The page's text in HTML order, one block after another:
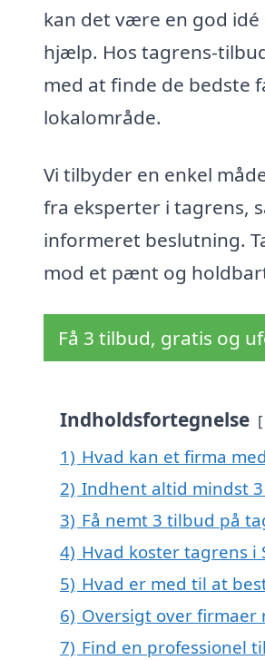
kan det være en god
hjælp. Hos tagrens-
med at finde de bedste
lokalområde.
Vi tilbyder en enkel
fra eksperter i tagrens,
informeret beslutning.
mod et pænt og
Få 3 tilbud, gratis og
Indholdsfortegnelse
1) Hvad kan et firma
2) Indhent altid mindst
3) Få nemt 3 tilbud på
4) Hvad koster tagrens i
5) Hvad er med til at
6) Oversigt over firmaer
7) Find en professionel